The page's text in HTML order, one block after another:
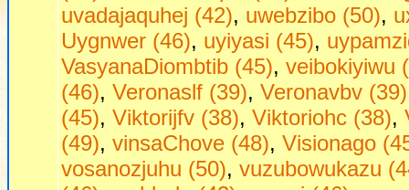
uvadajaquhej (42), uwebzibo (50),
Uygnwer (46), uyiyasi (45),
VasyanaDiombtib (45), veibokiyiwu
(46), Veronaslf (39), Veronavbv (39)
(45), Viktorijfv (38), Viktoriohc (38),
(49), vinsaChove (48), Visionago
vosanozjuhu (50), vuzubowukazu